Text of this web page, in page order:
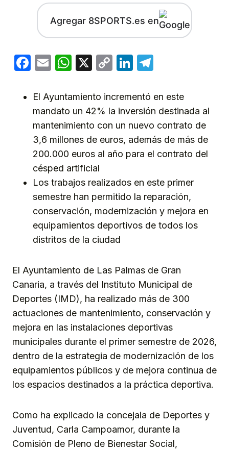
Agregar 8SPORTS.es en
Facebook
EmailWhatsApp
X
CopyLinkedIn
El Ayuntamiento incrementó en este
mandato un 42% la inversión destinada al
mantenimiento con un nuevo contrato de
3,6 millones de euros, además de más de
200.000 euros al año para el contrato del
césped artificial
Los trabajos realizados en este primer
semestre han permitido la reparación,
conservación, modernización y mejora en
equipamientos deportivos de todos los
distritos de la ciudad
El Ayuntamiento de Las Palmas de Gran
Canaria, a través del Instituto Municipal de
Deportes (IMD), ha realizado más de 300
actuaciones de mantenimiento, conservación y
mejora en las instalaciones deportivas
municipales durante el primer semestre de 2026,
dentro de la estrategia de modernización de los
equipamientos públicos y de mejora continua de
los espacios destinados a la práctica deportiva.
Como ha explicado la concejala de Deportes y
Juventud, Carla Campoamor, durante la
Comisión de Pleno de Bienestar Social,